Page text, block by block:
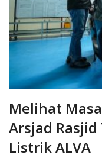
Melihat
Arsjad
Listrik ALVA